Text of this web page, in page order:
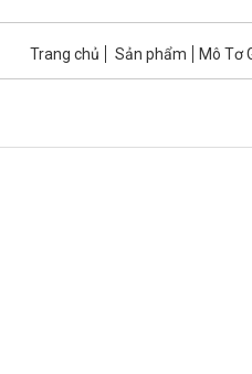
Trang chủ Sản phẩm Mô Tơ